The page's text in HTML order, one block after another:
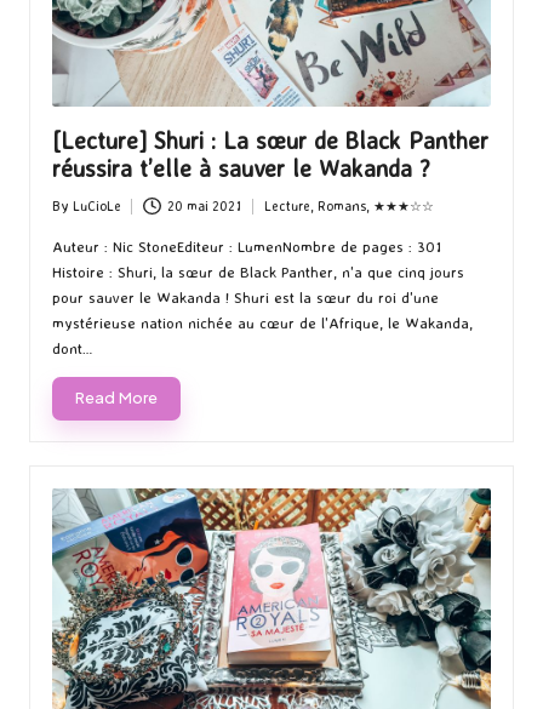
[Lecture] Shuri : La sœur de Black Panther
réussira t’elle à sauver le Wakanda ?
Posted
by
By LuCioLe 20 mai 2021
in
Lecture, Romans, ★★★☆☆
Auteur : Nic StoneEditeur : LumenNombre de pages : 301
Histoire : Shuri, la sœur de Black Panther, n'a que cinq jours
pour sauver le Wakanda ! Shuri est la sœur du roi d'une
mystérieuse nation nichée au cœur de l'Afrique, le Wakanda,
dont…
Read More